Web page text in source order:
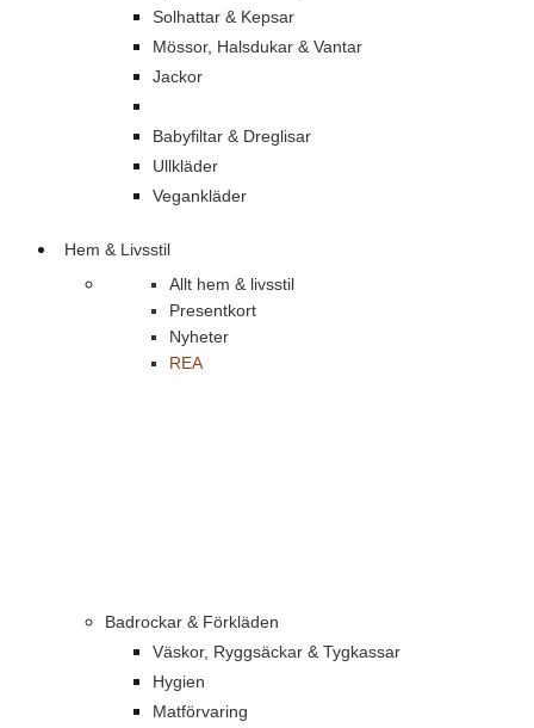
Solhattar & Kepsar
Mössor, Halsdukar & Vantar
Jackor
Babyfiltar & Dreglisar
Ullkläder
Vegankläder
Hem & Livsstil
Allt hem & livsstil
Presentkort
Nyheter
REA
Badrockar & Förkläden
Väskor, Ryggsäckar & Tygkassar
Hygien
Matförvaring